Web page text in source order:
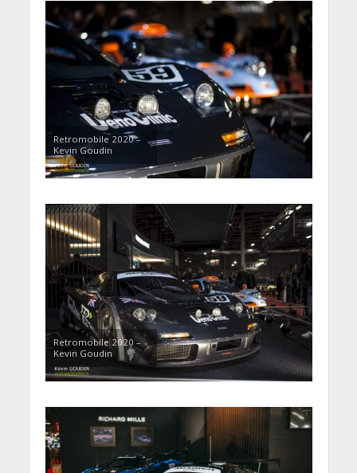
Retromobile 2020 –
Kevin Goudin
Retromobile 2020 –
Kevin Goudin